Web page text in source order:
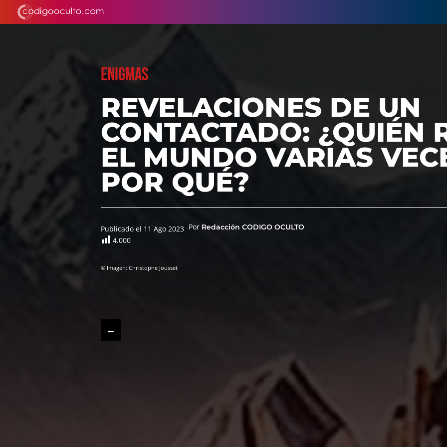
ENIGMAS
REVELACIONES DE UN
CONTACTADO: ¿QUIÉN
EL MUNDO VARIAS
POR QUÉ?
Publicado el 11 Ago 2023 Por Redacción CODIGO OCULTO
4.000
© Imagen: Christophe Jousset
←